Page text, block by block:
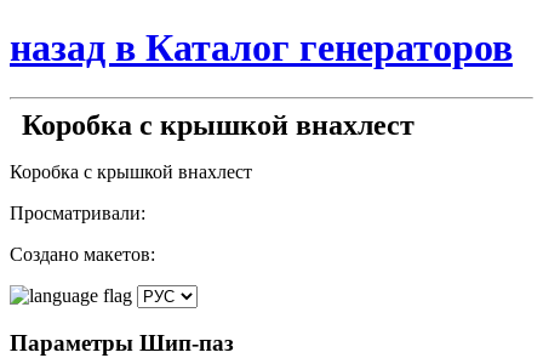
назад в Каталог генераторов
Коробка с крышкой внахлест
Коробка с крышкой внахлест
Просматривали:
Создано макетов:
Параметры Шип-паз